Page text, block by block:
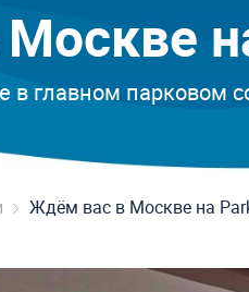
в главном парковом
Ждём вас в Москве на